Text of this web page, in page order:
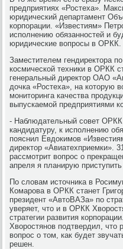
предприятиях «Ростеха».
юридический департамент
корпорации. «Известиям»
исполнению обязанностей и
юридические вопросы в ОРКК.
Заместителем гендиректора
космической техники в ОРКК
генеральный директор ОАО
дочка «Ростеха», на которую
мониторинга качества
выпускаемой предприятиями
- Наблюдательный совет
кандидатуру, к исполнению
пояснил Евдокимов
директор «Авиатехприемки».
рассмотрит вопрос о
апреля я планирую
По словам источника в
Комарова в ОРКК станет
президент «АвтоВАЗа» по
уверяет, что и в ОРКК
стратегии развития
Хворостянов подтвердил, что
вопрос о том, как будет
решен.